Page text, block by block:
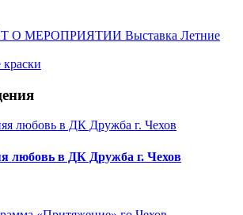
О МЕРОПРИЯТИИ Выставка Летние
любовь в ДК Дружба г. Чехов